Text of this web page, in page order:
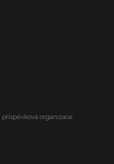
příspěvková organizace